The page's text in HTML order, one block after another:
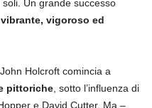
Un grande successo
vigoroso ed
Holcroft comincia a
pittoriche , sotto l’influenza di
e David Cutter. Ma –